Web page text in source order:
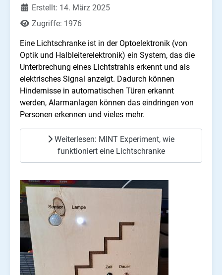
Erstellt: 14. März 2025
Zugriffe: 1976
Eine Lichtschranke ist in der Optoelektronik (von
Optik und Halbleiterelektronik) ein System, das die
Unterbrechung eines Lichtstrahls erkennt und als
elektrisches Signal anzeigt. Dadurch können
Hindernisse in automatischen Türen erkannt
werden, Alarmanlagen können das eindringen von
Personen erkennen und vieles mehr.
Weiterlesen: MINT Experiment, wie
funktioniert eine Lichtschranke